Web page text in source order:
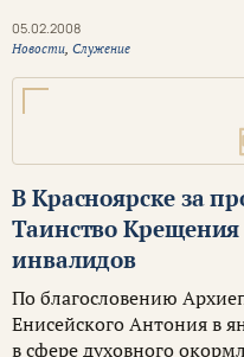
05.02.2008
Новости, Служение
В Красноярске за
Таинство
инвалидов
По благословению
Енисейского Антония в
в сфере духовного